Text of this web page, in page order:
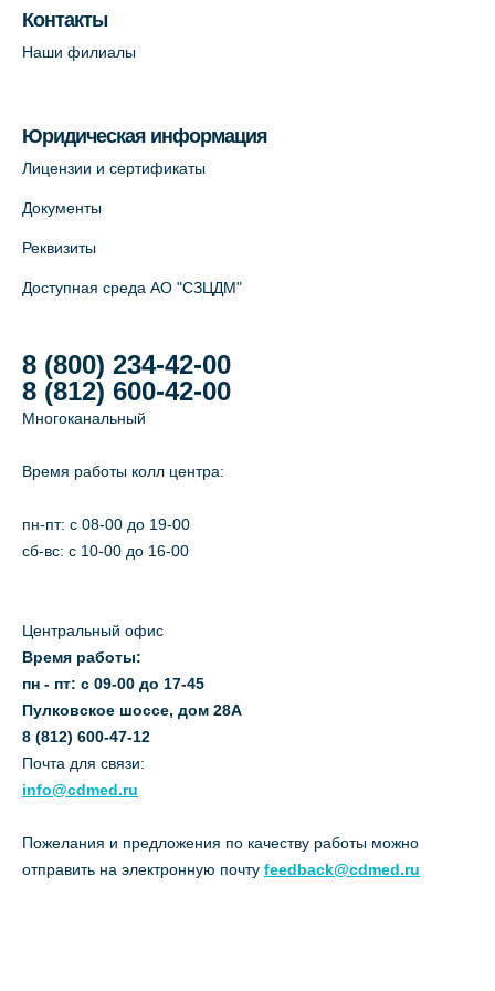
+7 (812) 565-11-12
Лабораторный терминал на Большом
+7 (812) 565-11-12
На карте
Контакты
Наши филиалы
Юридическая информация
Лицензии и сертификаты
Документы
Реквизиты
Доступная среда АО "СЗЦДМ"
8 (800) 234-42-00
8 (812) 600-42-00
Многоканальный
Время работы колл центра:
пн-пт: c 08-00 до 19-00
сб-вс: с 10-00 до 16-00
Центральный офис
Время работы:
пн - пт: с 09-00 до 17-45
Пулковское шоссе, дом 28А
8 (812) 600-47-12
Почта для связи:
info@cdmed.ru
Пожелания и предложения по качеству работы можно
отправить на электронную почту feedback@cdmed.ru